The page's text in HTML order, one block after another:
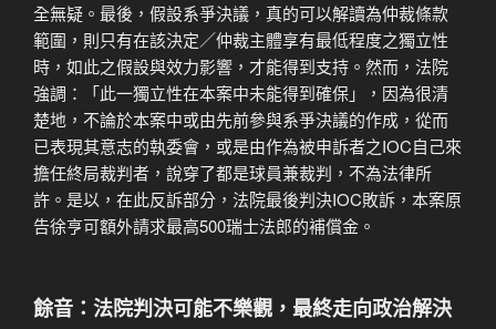
全無疑。最後，假設系爭決議，真的可以解讀為仲裁條款
範圍，則只有在該決定／仲裁主體享有最低程度之獨立性
時，如此之假設與效力影響，才能得到支持。然而，法院
強調：「此一獨立性在本案中未能得到確保」，因為很清
楚地，不論於本案中或由先前參與系爭決議的作成，從而
已表現其意志的執委會，或是由作為被申訴者之IOC自己來
擔任終局裁判者，說穿了都是球員兼裁判，不為法律所
許。是以，在此反訴部分，法院最後判決IOC敗訴，本案原
告徐亨可額外請求最高500瑞士法郎的補償金。
餘音：法院判決可能不樂觀，最終走向政治解決